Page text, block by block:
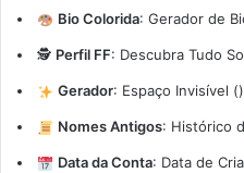
Bio Colorida: Gerador de
🕵️ Perfil FF: Descubra Tudo
Gerador: Espaço Invisível (
Nomes Antigos: Histórico
Data da Conta: Data de